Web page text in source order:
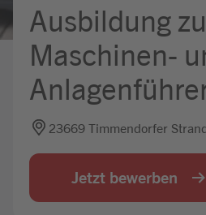
Mein
Ausbildung
Maschinen-
23669 Timmendorfer
Jetzt bewerben